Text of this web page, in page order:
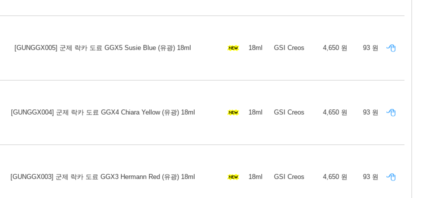
[GUNGGX005] 군제 락카 도료 GGX5 Susie Blue (유광) 18ml 18ml GSI Creos 4,650 원 93 원
[GUNGGX004] 군제 락카 도료 GGX4 Chiara Yellow (유광) 18ml 18ml GSI Creos 4,650 원 93 원
[GUNGGX003] 군제 락카 도료 GGX3 Hermann Red (유광) 18ml 18ml GSI Creos 4,650 원 93 원